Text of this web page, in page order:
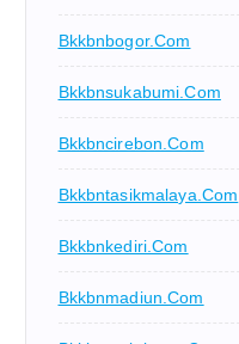
Bkkbnbogor.com
Bkkbnsukabumi.com
Bkkbncirebon.com
Bkkbntasikmalaya.com
Bkkbnkediri.com
Bkkbnmadiun.com